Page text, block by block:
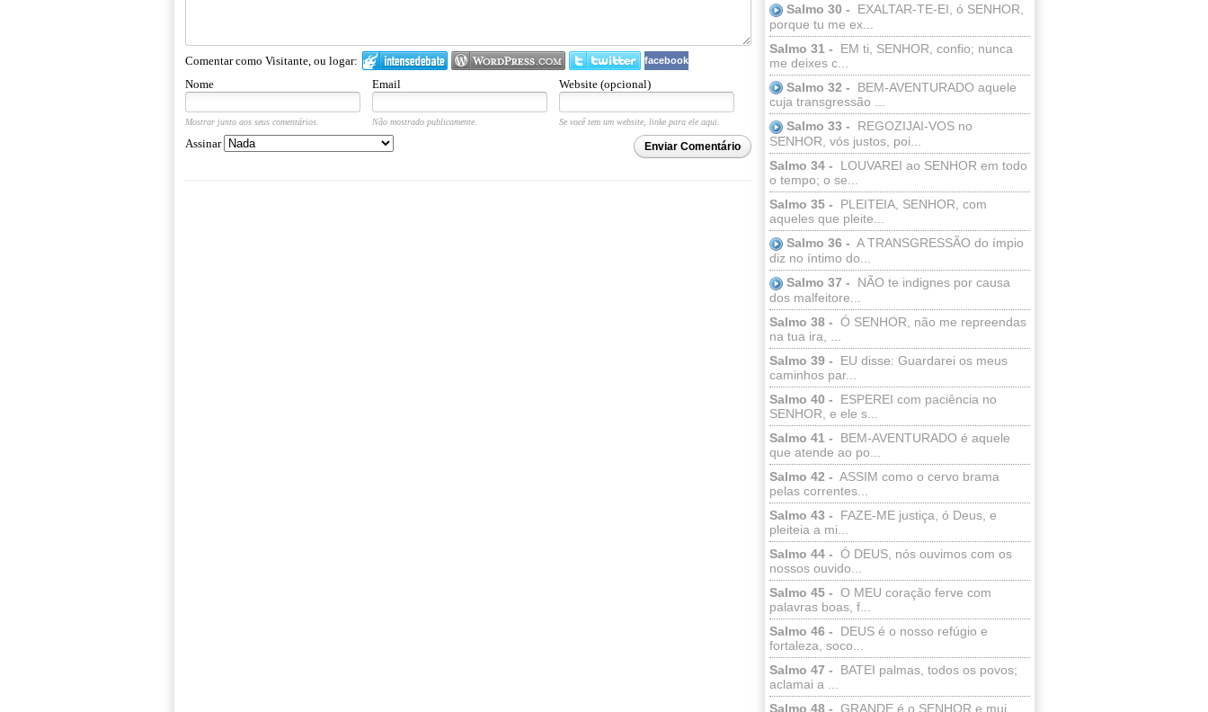
Salmo 30 -
EXALTAR-TE-EI, ó SENHOR,
porque tu me ex...
Salmo 31 -
EM ti, SENHOR, confio; nunca
me deixes c...
Salmo 32 -
BEM-AVENTURADO aquele
cuja transgressão ...
Salmo 33 -
REGOZIJAI-VOS no
SENHOR, vós justos, poi...
Salmo 34 -
LOUVAREI ao SENHOR em todo
o tempo; o se...
Salmo 35 -
PLEITEIA, SENHOR, com
aqueles que pleite...
Salmo 36 - A TRANSGRESSÃO do ímpio
diz no íntimo do...
Salmo 37 -
NÃO te indignes por causa
dos malfeitore...
Salmo 38 - Ó SENHOR, não me repreendas
na tua ira, ...
Salmo 39 -
EU disse: Guardarei os meus
caminhos par...
Salmo 40 -
ESPEREI com paciência no
SENHOR, e ele s...
Salmo 41 -
BEM-AVENTURADO é aquele
que atende ao po...
Salmo 42 - ASSIM como o cervo brama
pelas correntes...
Salmo 43 -
FAZE-ME justiça, ó Deus, e
pleiteia a mi...
Salmo 44 - Ó DEUS, nós ouvimos com os
nossos ouvido...
Salmo 45 - O MEU coração ferve com
palavras boas, f...
Salmo 46 -
DEUS é o nosso refúgio e
fortaleza, soco...
Salmo 47 -
BATEI palmas, todos os povos;
aclamai a ...
Salmo 48 - GRANDE é o SENHOR e mui
Comentar como Visitante, ou logar: facebook
Nome Email Website (opcional)
Mostrar junto aos seus comentários. Não mostrado publicamente. Se você tem um website, linke para ele aqui.
Enviar Comentário
Assinar